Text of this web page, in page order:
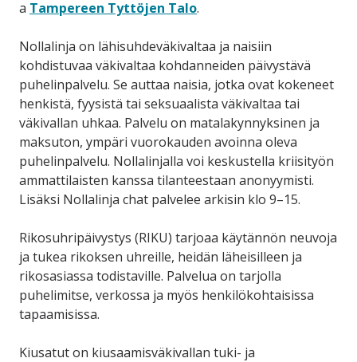
a Tampereen Tyttöjen Talo.
Nollalinja on lähisuhdeväkivaltaa ja naisiin
kohdistuvaa väkivaltaa kohdanneiden päivystävä
puhelinpalvelu. Se auttaa naisia, jotka ovat kokeneet
henkistä, fyysistä tai seksuaalista väkivaltaa tai
väkivallan uhkaa. Palvelu on matalakynnyksinen ja
maksuton, ympäri vuorokauden avoinna oleva
puhelinpalvelu. Nollalinjalla voi keskustella kriisityön
ammattilaisten kanssa tilanteestaan anonyymisti.
Lisäksi Nollalinja chat palvelee arkisin klo 9–15.
Rikosuhripäivystys (RIKU) tarjoaa käytännön neuvoja
ja tukea rikoksen uhreille, heidän läheisilleen ja
rikosasiassa todistaville. Palvelua on tarjolla
puhelimitse, verkossa ja myös henkilökohtaisissa
tapaamisissa.
Kiusatut on kiusaamisväkivallan tuki- ja